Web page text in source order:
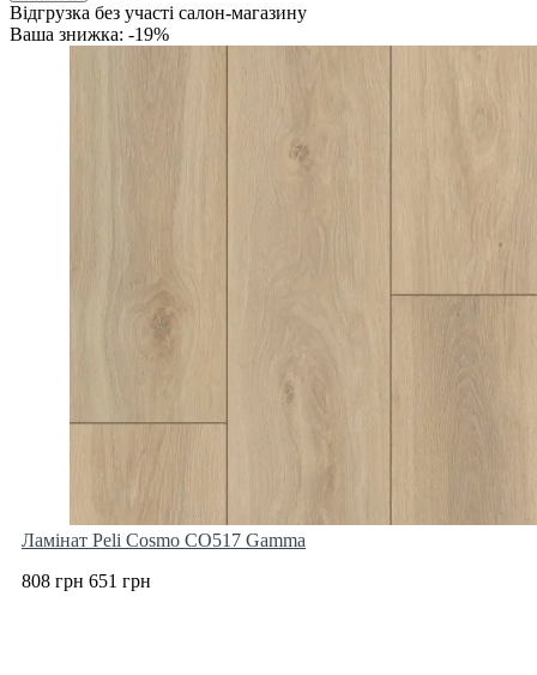
Відгрузка без участі салон-магазину
Ваша знижка: -19%
Ламінат Peli Cosmo CO517 Gamma
808 грн 651 грн